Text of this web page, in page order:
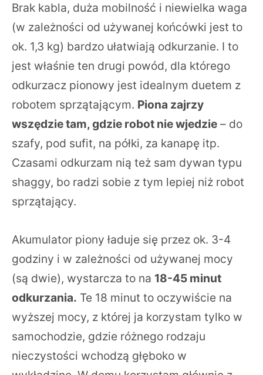
Brak kabla, duża mobilność i niewielka waga
(w zależności od używanej końcówki jest to
ok. 1,3 kg) bardzo ułatwiają odkurzanie. I to
jest właśnie ten drugi powód, dla którego
odkurzacz pionowy jest idealnym duetem z
robotem sprzątającym. Piona zajrzy
wszędzie tam, gdzie robot nie wjedzie – do
szafy, pod sufit, na półki, za kanapę itp.
Czasami odkurzam nią też sam dywan typu
shaggy, bo radzi sobie z tym lepiej niż robot
sprzątający.
Akumulator piony ładuje się przez ok. 3-4
godziny i w zależności od używanej mocy
(są dwie), wystarcza to na 18-45 minut
odkurzania. Te 18 minut to oczywiście na
wyższej mocy, z której ja korzystam tylko w
samochodzie, gdzie różnego rodzaju
nieczystości wchodzą głęboko w